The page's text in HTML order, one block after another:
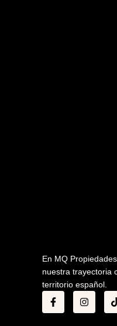
En MQ
nuestra trayectoria
territorio español.